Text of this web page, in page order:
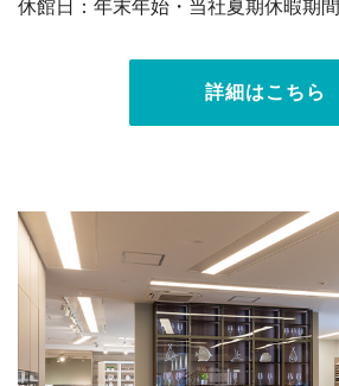
休館日：年末年始・当社夏期休暇期間
詳細はこちら